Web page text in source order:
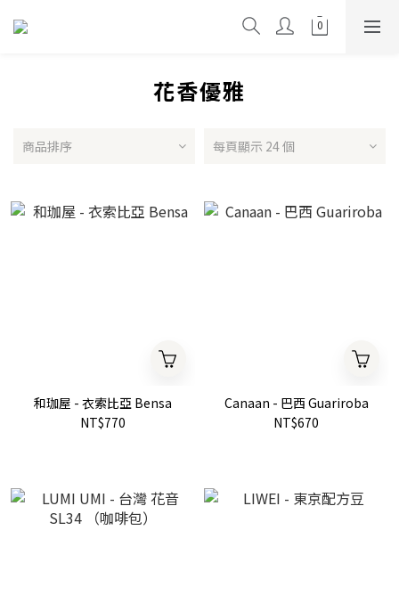
花香優雅
商品排序 每頁顯示 24 個
和珈屋 - 衣索比亞 Bensa
NT$770
Canaan - 巴西 Guariroba
NT$670